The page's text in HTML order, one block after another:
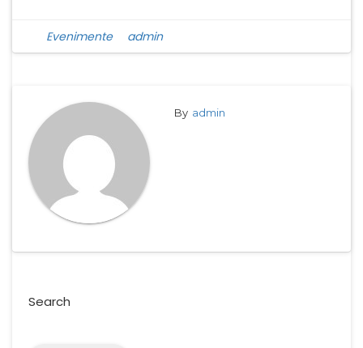
Evenimente admin
By admin
Search